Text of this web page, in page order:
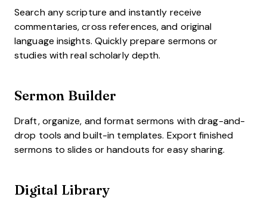
Search any scripture and instantly receive
commentaries, cross references, and original
language insights. Quickly prepare sermons or
studies with real scholarly depth.
Sermon Builder
Draft, organize, and format sermons with drag-and-
drop tools and built-in templates. Export finished
sermons to slides or handouts for easy sharing.
Digital Library